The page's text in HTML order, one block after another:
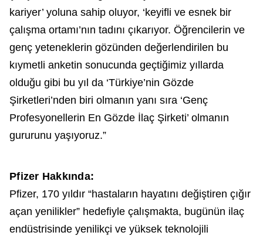
kariyer’ yoluna sahip oluyor, ‘keyifli ve esnek bir
çalışma ortamı’nın tadını çıkarıyor. Öğrencilerin ve
genç yeteneklerin gözünden değerlendirilen bu
kıymetli anketin sonucunda geçtiğimiz yıllarda
olduğu gibi bu yıl da ‘Türkiye’nin Gözde
Şirketleri’nden biri olmanın yanı sıra ‘Genç
Profesyonellerin En Gözde İlaç Şirketi’ olmanın
gururunu yaşıyoruz.”
Pfizer Hakkında:
Pfizer, 170 yıldır “hastaların hayatını değiştiren çığır
açan yenilikler” hedefiyle çalışmakta, bugünün ilaç
endüstrisinde yenilikçi ve yüksek teknolojili